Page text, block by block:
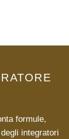
formule,
integratori